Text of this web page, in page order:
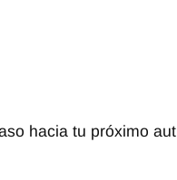
hacia tu próximo aut